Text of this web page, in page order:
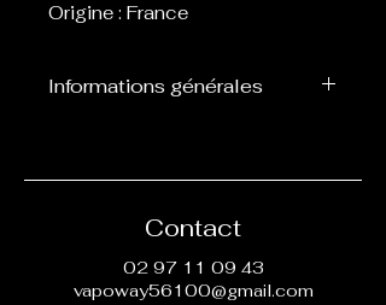
Origine : France
Informations générales
2 boosters afin de les
Contact
02 97 11 09 43
vapoway56100@gmail.com